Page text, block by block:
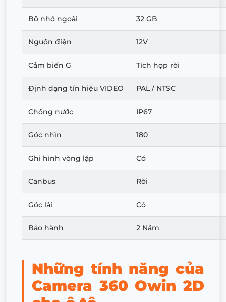
Bộ nhớ ngoài 32 GB
Nguồn điện 12V
Cảm biến G Tích hợp rời
Định dạng tín hiệu VIDEO PAL / NTSC
Chống nước IP67
Góc nhìn 180
Ghi hình vòng lặp Có
Canbus Rời
Góc lái Có
Bảo hành 2 Năm
Những tính năng của
Camera 360 Owin 2D